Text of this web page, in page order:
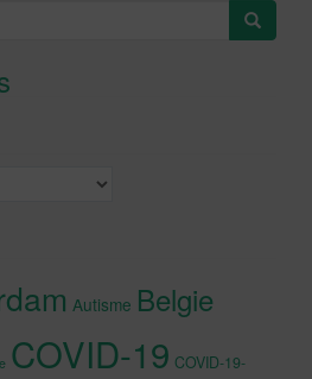
cookies te
Autisme Belgie
COVID-19 COVID-19-